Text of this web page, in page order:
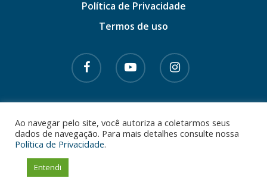
Política de Privacidade
Termos de uso
© 2026 Dr. Gabriel Azzini. CRM - SC 14102 |
RQE 6901 e 14445 • Todos os direitos
Ao navegar pelo site, você autoriza a coletarmos seus
dados de navegação. Para mais detalhes consulte nossa
Política de Privacidade.
Entendi